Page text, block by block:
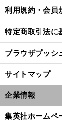
利用規約・会員
特定商取引法に
ブラウザプッシ
サイトマップ
企業情報
集英社ホームペ